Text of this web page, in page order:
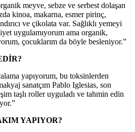
meyve, sebze ve serbest dolaşan
kinoa, makarna, esmer pirinç,
ve çikolata var. Sağlıklı yemeyi
uygulamıyorum ama organik,
çocuklarım da böyle besleniyor.”
yapıyorum, bu toksinlerden
sanatçım Pablo Iglesias, son
taşlı roller uyguladı ve tahmin edin
YAPIYOR?